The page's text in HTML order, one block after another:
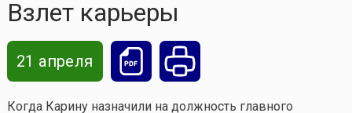
Взлет карьеры
21 апреля
Когда Карину назначили на должность главного